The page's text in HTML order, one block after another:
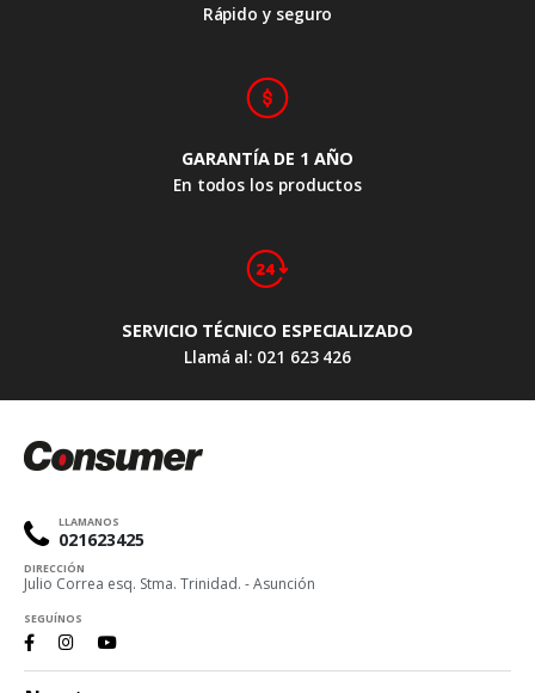
Rápido y seguro
GARANTÍA DE 1 AÑO
En todos los productos
SERVICIO TÉCNICO ESPECIALIZADO
Llamá al: 021 623 426
LLAMANOS
021623425
DIRECCIÓN
Julio Correa esq. Stma. Trinidad. - Asunción
SEGUÍNOS